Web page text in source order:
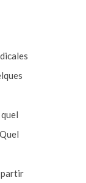
partir